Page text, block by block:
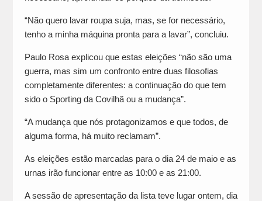
“Não quero lavar roupa suja, mas, se for necessário,
tenho a minha máquina pronta para a lavar”, concluiu.
Paulo Rosa explicou que estas eleições “não são uma
guerra, mas sim um confronto entre duas filosofias
completamente diferentes: a continuação do que tem
sido o Sporting da Covilhã ou a mudança”.
“A mudança que nós protagonizamos e que todos, de
alguma forma, há muito reclamam”.
As eleições estão marcadas para o dia 24 de maio e as
urnas irão funcionar entre as 10:00 e as 21:00.
A sessão de apresentação da lista teve lugar ontem, dia